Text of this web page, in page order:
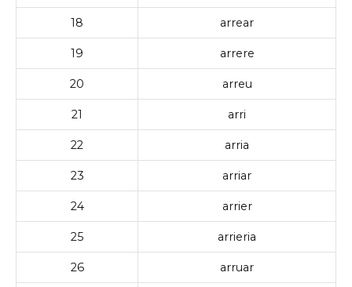
18 arrear
19 arrere
20 arreu
21 arri
22 arria
23 arriar
24 arrier
25 arrieria
26 arruar